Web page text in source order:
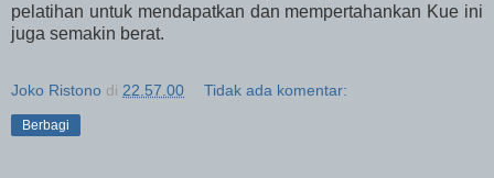
pelatihan untuk mendapatkan dan mempertahankan Kue ini
juga semakin berat.
Joko Ristono di 22.57.00 Tidak ada komentar:
Berbagi